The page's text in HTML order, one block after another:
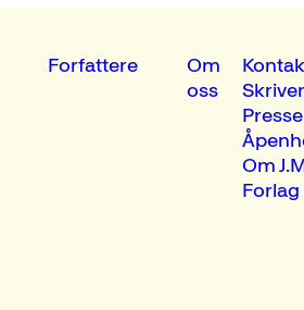
Forfattere
Om
oss
Presse
Om
Forlag